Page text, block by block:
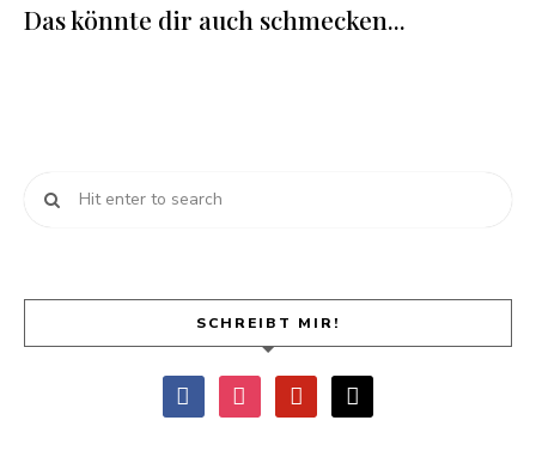
Das könnte dir auch schmecken...
SCHREIBT MIR!